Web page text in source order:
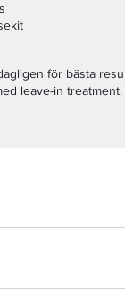
för bästa
leave-in treatment.